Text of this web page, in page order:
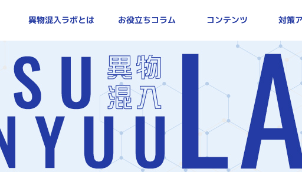
異物混入ラボ | 対策・防止方法を本気で考える情報サイト
異物混入ラボとは お役立ちコラム コンテンツ 対策